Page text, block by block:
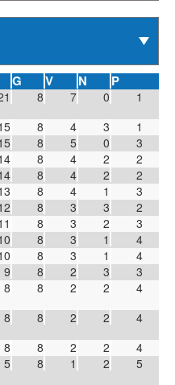
G V N P
8 7 0
1
8 4 3
1
8 5 0
3
8 4 2
2
8 4 2
2
8 4 1
3
8 3 3
2
8 3 2
3
8 3 1
4
8 3 1
4
9 8 2 3
3
8 8 2 2
4
8 8 2 2
4
8 8 2 2
4
5 8 1 2 5